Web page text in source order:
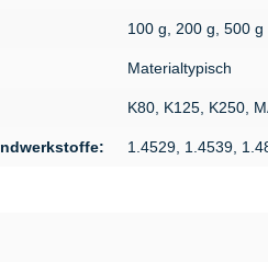
100 g, 200 g, 500 g
Materialtypisch
K80, K125, K250,
1.4529, 1.4539,